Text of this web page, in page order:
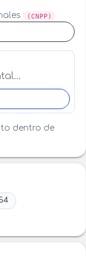
(CNPP)
dentro de